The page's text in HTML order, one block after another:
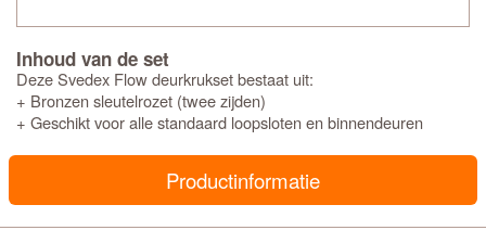
Inhoud van de set
Deze Svedex Flow deurkrukset bestaat uit:
+ Bronzen sleutelrozet (twee zijden)
+ Geschikt voor alle standaard loopsloten en binnendeuren
Productinformatie